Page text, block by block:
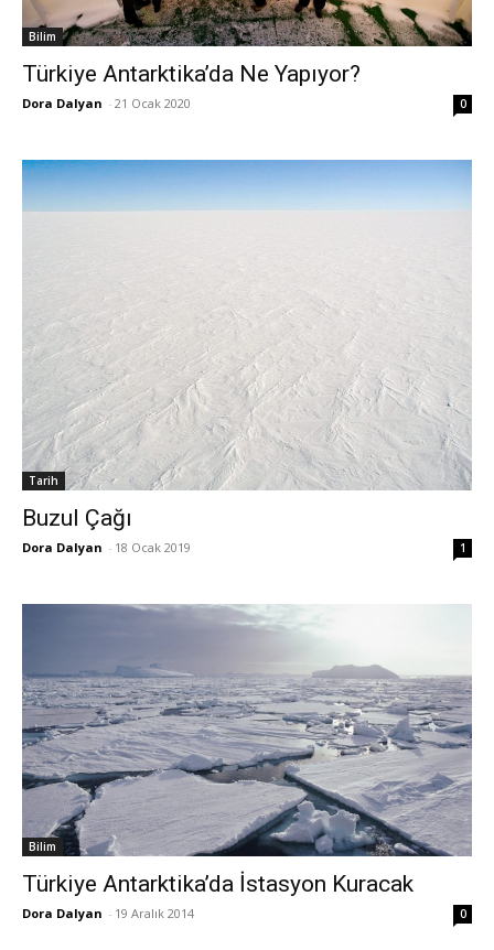
Bilim
Türkiye Antarktika’da Ne Yapıyor?
Dora Dalyan - 21 Ocak 2020 0
Tarih
Buzul Çağı
Dora Dalyan - 18 Ocak 2019 1
Bilim
Türkiye Antarktika’da İstasyon Kuracak
Dora Dalyan - 19 Aralık 2014 0